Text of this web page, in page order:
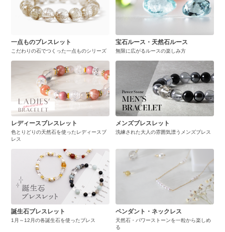
一点ものブレスレット
こだわりの石でつくった一点ものシリーズ
宝石ルース・天然石ルース
無限に広がるルースの楽しみ方
レディースブレスレット
色とりどりの天然石を使ったレディースブ
レス
メンズブレスレット
洗練された大人の雰囲気漂うメンズブレス
誕生石ブレスレット
1月～12月の各誕生石を使ったブレス
ペンダント・ネックレス
天然石・パワーストーンを一粒から楽しめ
る